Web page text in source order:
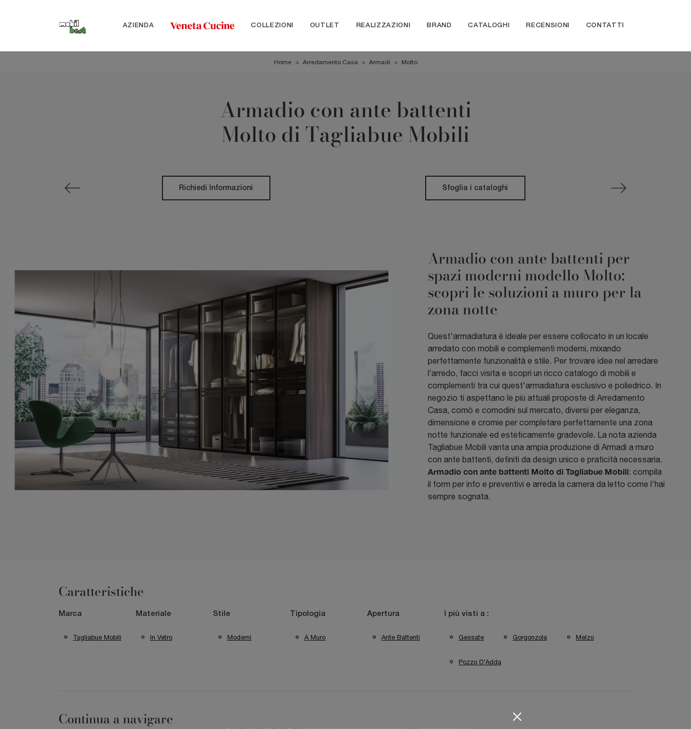
AZIENDA COLLEZIONI OUTLET REALIZZAZIONI BRAND CATALOGHI RECENSIONI CONTATTI
Home > Arredamento Casa > Armadi > Molto
Armadio con ante battenti
Molto di Tagliabue Mobili
Richiedi Informazioni Sfoglia i cataloghi
Armadio con ante battenti per
spazi moderni modello Molto:
scopri le soluzioni a muro per la
zona notte
Quest'armadiatura è ideale per essere collocato in un locale
arredato con mobili e complementi moderni, mixando
perfettamente funzionalità e stile. Per trovare idee nel arredare
l’arredo, facci visita e scopri un ricco catalogo di mobili e
complementi tra cui quest'armadiatura esclusivo e poliedrico. In
negozio ti aspettano le più attuali proposte di Arredamento
Casa, comò e comodini sul mercato, diversi per eleganza,
dimensione e cromie per completare perfettamente una zona
notte funzionale ed esteticamente gradevole. La nota azienda
Tagliabue Mobili vanta una ampia produzione di Armadi a muro
con ante battenti, definiti da design unico e praticità necessaria.
Armadio con ante battenti Molto di Tagliabue Mobili: compila
il form per info e preventivi e arreda la camera da letto come l'hai
sempre sognata.
Caratteristiche
Marca
Tagliabue Mobili
Materiale
In Vetro
Stile
Moderni
Tipologia
A Muro
Apertura
Ante Battenti
I più visti a :
Gessate Gorgonzola Melzo
Pozzo D'Adda
Continua a navigare